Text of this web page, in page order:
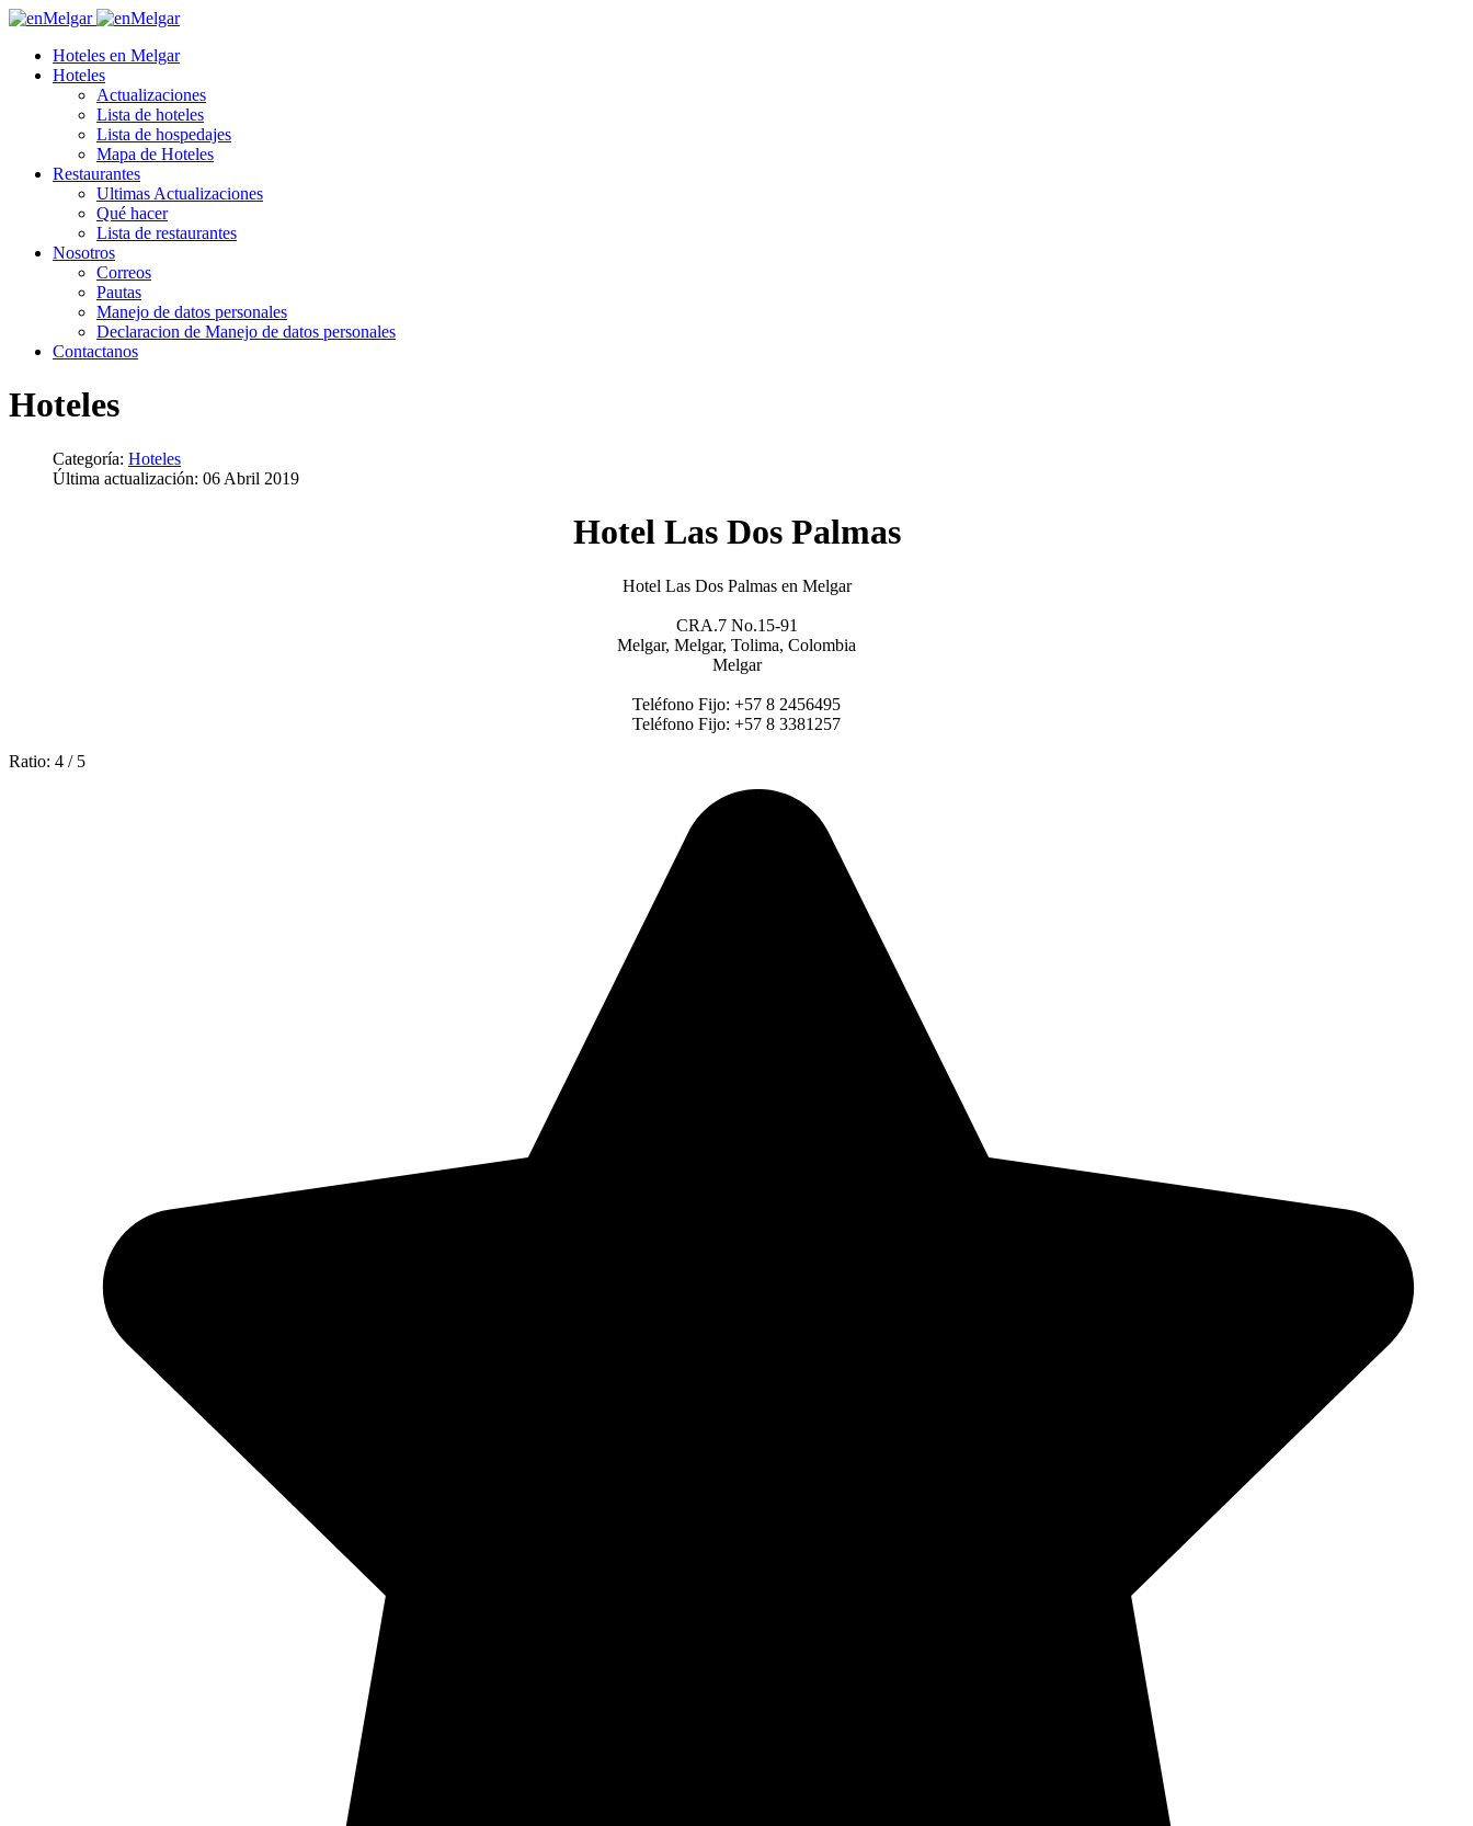
Hoteles en Melgar
Hoteles
Actualizaciones
Lista de hoteles
Lista de hospedajes
Mapa de Hoteles
Restaurantes
Ultimas Actualizaciones
Qué hacer
Lista de restaurantes
Nosotros
Correos
Pautas
Manejo de datos personales
Declaracion de Manejo de datos personales
Contactanos
Hoteles
Categoría: Hoteles
Última actualización: 06 Abril 2019
Hotel Las Dos Palmas
Hotel Las Dos Palmas en Melgar
CRA.7 No.15-91
Melgar, Melgar, Tolima, Colombia
Melgar
Teléfono Fijo: +57 8 2456495
Teléfono Fijo: +57 8 3381257
Ratio: 4 / 5